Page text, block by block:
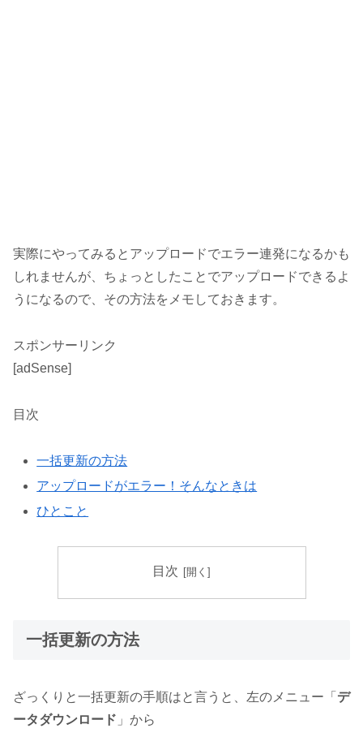
実際にやってみるとアップロードでエラー連発になるかも
しれませんが、ちょっとしたことでアップロードできるよ
うになるので、その方法をメモしておきます。
スポンサーリンク
[adSense]
目次
一括更新の方法
アップロードがエラー！そんなときは
ひとこと
目次
一括更新の方法
ざっくりと一括更新の手順はと言うと、左のメニュー「 デ
ータダウンロード 」から